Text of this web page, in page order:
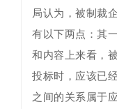
局认为，被制裁
有以下两点：其
和内容上来看，
投标时，应该已
之间的关系属于